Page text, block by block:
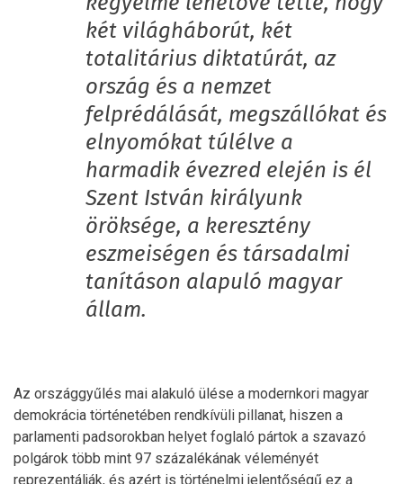
két világháborút, két
totalitárius diktatúrát, az
ország és a nemzet
felprédálását, megszállókat és
elnyomókat túlélve a
harmadik évezred elején is él
Szent István királyunk
öröksége, a keresztény
eszmeiségen és társadalmi
tanításon alapuló magyar
állam.
Az országgyűlés mai alakuló ülése a modernkori magyar
demokrácia történetében rendkívüli pillanat, hiszen a
parlamenti padsorokban helyet foglaló pártok a szavazó
polgárok több mint 97 százalékának véleményét
reprezentálják, és azért is történelmi jelentőségű ez a